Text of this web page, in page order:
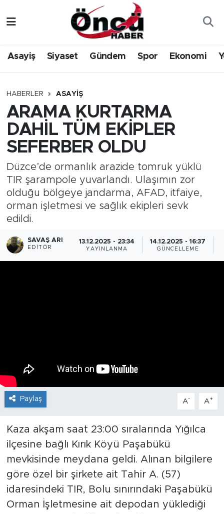
Asayiş Siyaset Gündem Spor Ekonomi
HABERLER ASAYIŞ
ARAMA KURTARMA
DAHİL TÜM EKİPLER
SEFERBER OLDU
Düzce’de ormanlık arazide tomruk yüklü
TIR şarampole yuvarlandı. Ulaşımın zor
olduğu bölgeye jandarma, AFAD, itfaiye,
orman işletmesi ve sağlık ekipleri sevk
edildi.
SAVAŞ ARI
EDITÖR
13.12.2025 - 23:34
YAYINLANMA
14.12.2025 - 16:37
GÜNCELLEME
Paylaş A- A+
Kaza akşam saat 23:00 sıralarında Yığılca
ilçesine bağlı Kırık Köyü Paşabükü
mevkisinde meydana geldi. Alınan bilgilere
göre özel bir şirkete ait Tahir A. (57)
idaresindeki TIR, Bolu sınırındaki Paşabükü
Orman İşletmesine ait depodan yüklediği
Gündem
Sağlık & Çevre
Spor
Siyaset
Yerel Haber
Öncü Radyo Dinle
Öncü TV İzle
Düzce Nöbetçi Eczaneler
Düzce Hava Durumu
Düzce Namaz Vakitleri
Düzce Trafik Yoğunluk Haritası
Süper Lig Puan Durumu ve Fikstür
Tüm Manşetler
Son Dakika Haberleri
Haber Arşivi